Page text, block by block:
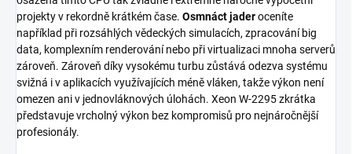
projekty v rekordně krátkém čase. Osmnáct jaderoceníte
například při rozsáhlých vědeckých simulacích, zpracování big
data, komplexním renderování nebo při virtualizaci mnoha serverů
zároveň. Zároveň díky vysokému turbu zůstává odezva systému
svižná i v aplikacích využívajících méně vláken, takže výkon není
omezen ani v jednovláknových úlohách. Xeon W-2295 zkrátka
představuje vrcholný výkon bez kompromisů pro nejnáročnější
profesionály.